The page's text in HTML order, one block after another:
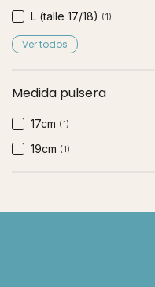
L (talle 17/18) (1)
Ver todos
Medida pulsera
17cm (1)
19cm (1)